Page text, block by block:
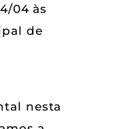
04 às
de
nesta